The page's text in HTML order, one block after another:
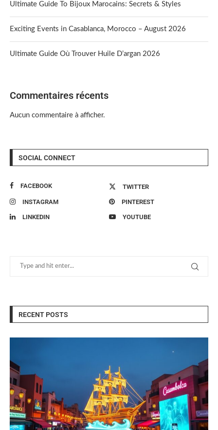
Ultimate Guide To Bijoux Marocains: Secrets & Styles
Exciting Events in Casablanca, Morocco – August 2026
Ultimate Guide Où Trouver Huile D’argan 2026
Commentaires récents
Aucun commentaire à afficher.
SOCIAL CONNECT
FACEBOOK TWITTER
INSTAGRAM PINTEREST
LINKEDIN YOUTUBE
RECENT POSTS